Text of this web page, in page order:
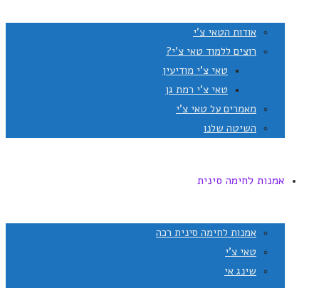
אודות הטאי צ'י
רוצים ללמוד טאי צ'י?
טאי צ'י מודיעין
טאי צ'י רמת גן
מאמרים על טאי צ'י
השיטה שלנו
אמנות לחימה סינית
אמנות לחימה סינית רכה
טאי צ'י
שינג אי